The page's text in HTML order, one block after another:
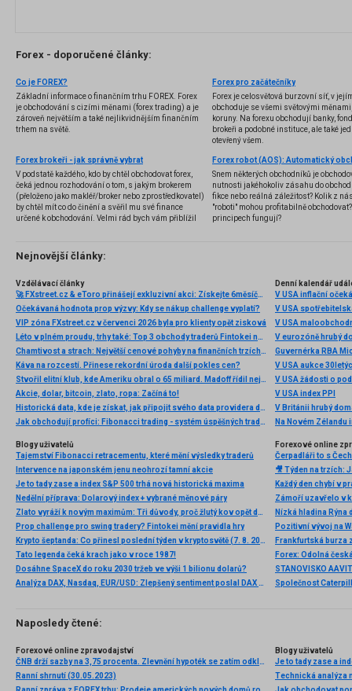
Forex - doporučené články:
Co je FOREX?
Základní informace o finančním trhu FOREX. Forex
je obchodování s cizími měnami (forex trading) a je
zároveň největším a také nejlikvidnějším finančním
trhem na světě.
Forex pro začátečníky
Forex je celosvětová burzovní síť, v
obchoduje se všemi světovými
koruny. Na forexu obchodují banky,
brokeři a podobné instituce, ale také
otevřený všem.
Forex brokeři - jak správně vybrat
V podstatě každého, kdo by chtěl obchodovat forex,
čeká jednou rozhodování o tom, s jakým brokerem
(přeloženo jako makléř/broker nebo zprostředkovatel)
by chtěl mít co do činění a svěřil mu své finance
určené k obchodování. Velmi rád bych vám přiblížil
několik příkladů nejznámějších z nich.
Snem některých obchodníků je
nutnosti jakéhokoliv zásahu do
fikce nebo reálná záležitost? Kolik z
"roboti" mohou profitabilně
principech fungují?
Nejnovější články:
Vzdělávací články
🚀 FXstreet.cz & eToro přinášejí exkluzivní akci: Získejte 6měsíční členství ve VIP zóně ZDARMA
Očekávaná hodnota prop výzvy: Kdy se nákup challenge vyplatí?
VIP zóna FXstreet.cz v červenci 2026 byla pro klienty opět zisková
Léto v plném proudu, trhy také: Top 3 obchody traderů Fintokei na indexech a zlatě
Chamtivost a strach: Největší cenové pohyby na finančních trzích (červenec 2026)
Káva na rozcestí. Přinese rekordní úroda další pokles cen?
Stvořil elitní klub, kde Ameriku obral o 65 miliard. Madoff řídil největší Ponzi dějin
Akcie, dolar, bitcoin, zlato, ropa: Začíná to!
Historická data, kde je získat, jak připojit svého data providera do MultiCharts a proč je budeme potřebovat? (4. díl)
Jak obchodují profíci: Fibonacci trading - systém úspěšných traderů
Denní kalendář
V USA inflační
V USA
V USA
V eurozóně hrubý
Guvernérka RBA
V USA aukce
V USA žádosti o
V USA index PPI
V Británii hrubý
Na Novém Zélandu
Blogy uživatelů
Tajemství Fibonacci retracementu, které mění výsledky traderů
Intervence na japonském jenu neohrozí tamní akcie
Je to tady zase a index S&P 500 trhá nová historická maxima
Nedělní příprava: Dolarový index + vybrané měnové páry
Zlato vyráží k novým maximům: Tři důvody, proč žlutý kov opět dominuje
Prop challenge pro swing tradery? Fintokei mění pravidla hry
Krypto šeptanda: Co přinesl poslední týden v kryptosvětě (7. 8. 2026)
Tato legenda čeká krach jako v roce 1987!
Dosáhne SpaceX do roku 2030 tržeb ve výši 1 bilionu dolarů?
Analýza DAX, Nasdaq, EUR/USD: Zlepšený sentiment poslal DAX na nová maxima
Forexové online
Nízká hladina
Pozitivní vývoj na
Frankfurtská burza
Naposledy čtené:
Forexové online zpravodajství
ČNB drží sazby na 3,75 procenta. Zlevnění hypoték se zatím odkládá
Ranní shrnutí (30.05.2023)
Blogy uživatelů
Je to tady zase a